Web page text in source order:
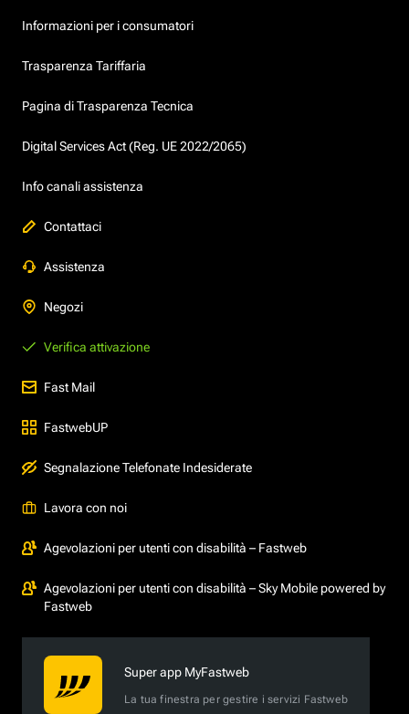
Informazioni per i consumatori
Trasparenza Tariffaria
Pagina di Trasparenza Tecnica
Digital Services Act (Reg. UE 2022/2065)
Info canali assistenza
Contattaci
Assistenza
Negozi
Verifica attivazione
Fast Mail
FastwebUP
Segnalazione Telefonate Indesiderate
Lavora con noi
Agevolazioni per utenti con disabilità – Fastweb
Agevolazioni per utenti con disabilità – Sky Mobile powered by
Fastweb
Super app MyFastweb
La tua finestra per gestire i servizi Fastweb